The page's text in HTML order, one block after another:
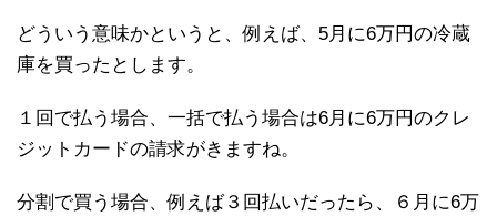
どういう意味かというと、例えば、5月に6万円の冷蔵
庫を買ったとします。
１回で払う場合、一括で払う場合は6月に6万円のクレ
ジットカードの請求がきますね。
分割で買う場合、例えば３回払いだったら、６月に6万